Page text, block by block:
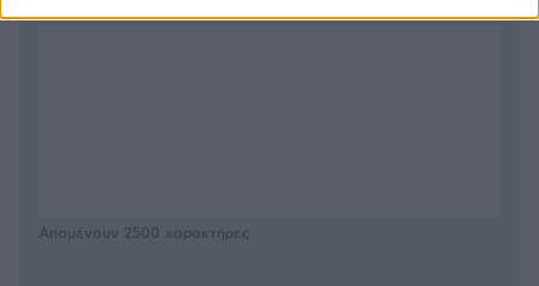
Απομένουν 2500 χαρακτήρες